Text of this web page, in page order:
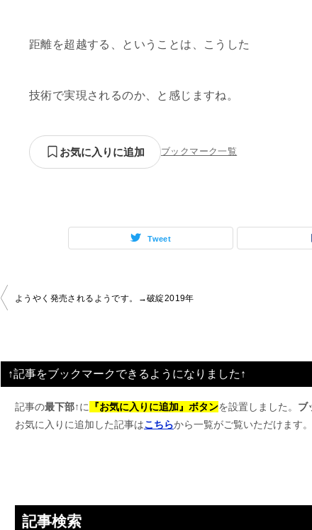
距離を超越する、ということは、こうした
技術で実現されるのか、と感じますね。
お気に入りに追加 ブックマーク一覧
Tweet
投
ビ
ゲ
ー
シ
ようやく発売されるようです。→破綻2019年
↑記事をブックマークできるようになりました↑
記事の最下部↑に 『お気に入りに追加』ボタンを設置しました。 ブ
お気に入りに追加した記事はこちらから一覧がご覧いただけます。
記事検索